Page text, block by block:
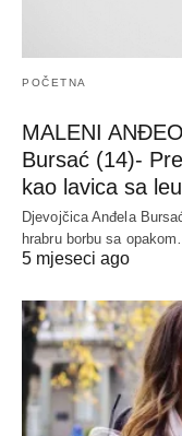
POČETNA
MALENI
Bursać (14)-
kao lavica sa
Djevojčica Anđela
hrabru borbu sa
5 mjeseci ago